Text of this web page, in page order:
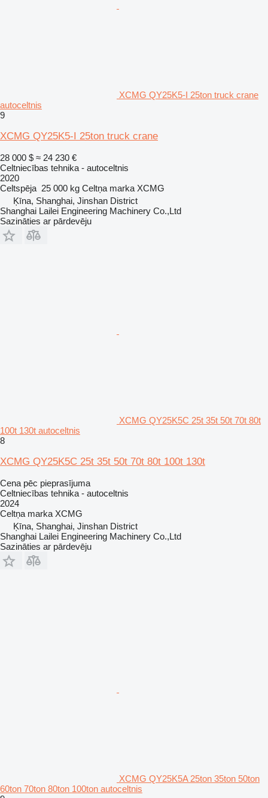
XCMG QY25K5-I 25ton truck crane
autoceltnis
9
XCMG QY25K5-I 25ton truck crane
28 000 $ ≈ 24 230 €
Celtniecības tehnika - autoceltnis
2020
Celtspēja 25 000 kg Celtņa marka XCMG
Ķīna, Shanghai, Jinshan District
Shanghai Lailei Engineering Machinery Co.,Ltd
Sazināties ar pārdevēju
XCMG QY25K5C 25t 35t 50t 70t 80t
100t 130t autoceltnis
8
XCMG QY25K5C 25t 35t 50t 70t 80t 100t 130t
Cena pēc pieprasījuma
Celtniecības tehnika - autoceltnis
2024
Celtņa marka XCMG
Ķīna, Shanghai, Jinshan District
Shanghai Lailei Engineering Machinery Co.,Ltd
Sazināties ar pārdevēju
XCMG QY25K5A 25ton 35ton 50ton
60ton 70ton 80ton 100ton autoceltnis